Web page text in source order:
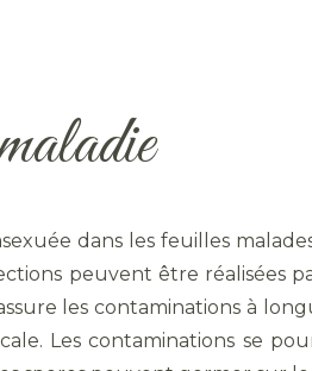
dans les feuilles
peuvent être réalisées
les contaminations à
Les contaminations se